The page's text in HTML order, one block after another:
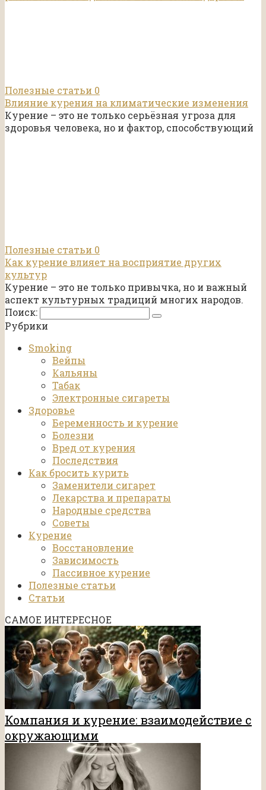
Полезные статьи 0
Влияние курения на климатические изменения
Курение – это не только серьёзная угроза для
здоровья человека, но и фактор, способствующий
Полезные статьи 0
Как курение влияет на восприятие других
культур
Курение – это не только привычка, но и важный
аспект культурных традиций многих народов.
Поиск:
Рубрики
Smoking
Вейпы
Кальяны
Табак
Электронные сигареты
Здоровье
Беременность и курение
Болезни
Вред от курения
Последствия
Как бросить курить
Заменители сигарет
Лекарства и препараты
Народные средства
Советы
Курение
Восстановление
Зависимость
Пассивное курение
Полезные статьи
Статьи
САМОЕ ИНТЕРЕСНОЕ
Компания и курение: взаимодействие с
окружающими